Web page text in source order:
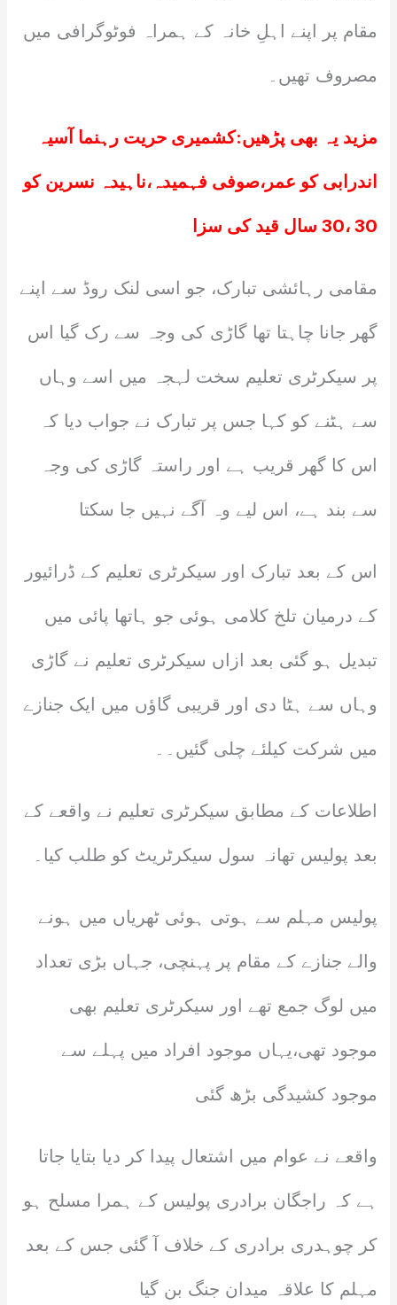
مقام پر اپنے اہلِ خانہ کے ہمراہ فوٹوگرافی میں
مصروف تھیں۔
مزید یہ بھی پڑھیں:کشمیری حریت رہنما آسیہ
اندرابی کو عمر،صوفی فہمیدہ،ناہیدہ نسرین کو
30 ،30 سال قید کی سزا
مقامی رہائشی تبارک، جو اسی لنک روڈ سے اپنے
گھر جانا چاہتا تھا گاڑی کی وجہ سے رک گیا اس
پر سیکرٹری تعلیم سخت لہجہ میں اسے وہاں
سے ہٹنے کو کہا جس پر تبارک نے جواب دیا کہ
اس کا گھر قریب ہے اور راستہ گاڑی کی وجہ
سے بند ہے، اس لیے وہ آگے نہیں جا سکتا
اس کے بعد تبارک اور سیکرٹری تعلیم کے ڈرائیور
کے درمیان تلخ کلامی ہوئی جو ہاتھا پائی میں
تبدیل ہو گئی بعد ازاں سیکرٹری تعلیم نے گاڑی
وہاں سے ہٹا دی اور قریبی گاؤں میں ایک جنازے
میں شرکت کیلئے چلی گئیں۔۔
اطلاعات کے مطابق سیکرٹری تعلیم نے واقعے کے
بعد پولیس تھانہ سول سیکرٹریٹ کو طلب کیا۔
پولیس مہلم سے ہوتی ہوئی ٹھریاں میں ہونے
والے جنازے کے مقام پر پہنچی، جہاں بڑی تعداد
میں لوگ جمع تھے اور سیکرٹری تعلیم بھی
موجود تھی،یہاں موجود افراد میں پہلے سے
موجود کشیدگی بڑھ گئی
واقعے نے عوام میں اشتعال پیدا کر دیا بتایا جاتا
ہے کہ راجگان برادری پولیس کے ہمرا مسلح ہو
کر چوہدری برادری کے خلاف آ گئی جس کے بعد
مہلم کا علاقہ میدان جنگ بن گیا